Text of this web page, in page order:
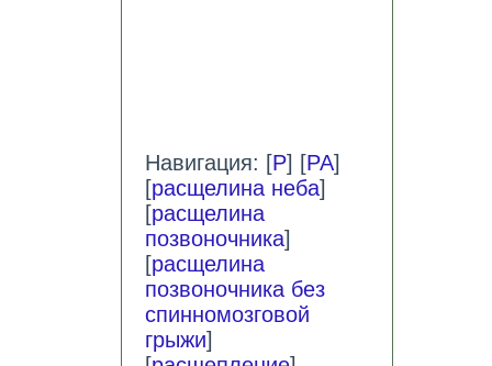
Навигация: [Р] [РА]
[расщелина неба]
[расщелина
позвоночника]
[расщелина
позвоночника без
спинномозговой
грыжи]